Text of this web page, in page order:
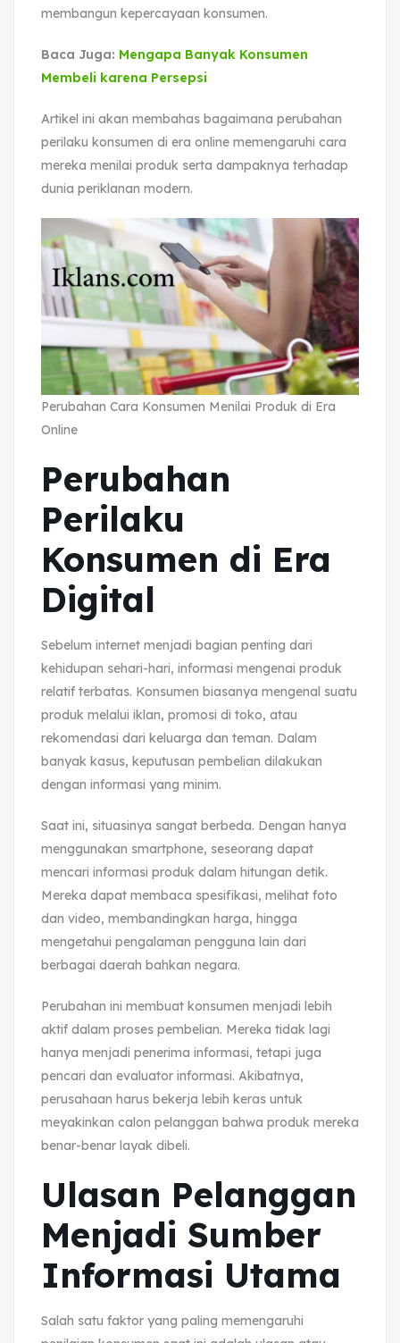
membangun kepercayaan konsumen.
Baca Juga: Mengapa Banyak Konsumen
Membeli karena Persepsi
Artikel ini akan membahas bagaimana perubahan
perilaku konsumen di era online memengaruhi cara
mereka menilai produk serta dampaknya terhadap
dunia periklanan modern.
Perubahan Cara Konsumen Menilai Produk di Era
Online
Perubahan
Perilaku
Konsumen di Era
Digital
Sebelum internet menjadi bagian penting dari
kehidupan sehari-hari, informasi mengenai produk
relatif terbatas. Konsumen biasanya mengenal suatu
produk melalui iklan, promosi di toko, atau
rekomendasi dari keluarga dan teman. Dalam
banyak kasus, keputusan pembelian dilakukan
dengan informasi yang minim.
Saat ini, situasinya sangat berbeda. Dengan hanya
menggunakan smartphone, seseorang dapat
mencari informasi produk dalam hitungan detik.
Mereka dapat membaca spesifikasi, melihat foto
dan video, membandingkan harga, hingga
mengetahui pengalaman pengguna lain dari
berbagai daerah bahkan negara.
Perubahan ini membuat konsumen menjadi lebih
aktif dalam proses pembelian. Mereka tidak lagi
hanya menjadi penerima informasi, tetapi juga
pencari dan evaluator informasi. Akibatnya,
perusahaan harus bekerja lebih keras untuk
meyakinkan calon pelanggan bahwa produk mereka
benar-benar layak dibeli.
Ulasan Pelanggan
Menjadi Sumber
Informasi Utama
Salah satu faktor yang paling memengaruhi